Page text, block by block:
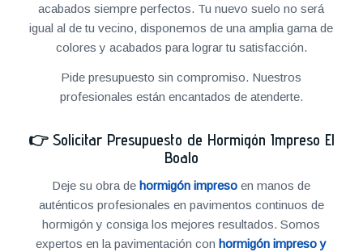
acabados siempre perfectos. Tu nuevo suelo no será
igual al de tu vecino, disponemos de una amplia gama de
colores y acabados para lograr tu satisfacción.
Pide presupuesto sin compromiso. Nuestros
profesionales están encantados de atenderte.
👉 Solicitar Presupuesto de Hormigón Impreso El
Boalo
Deje su obra dehormigón impreso en manos de
auténticos profesionales en pavimentos continuos de
hormigón y consiga los mejores resultados. Somos
expertos en la pavimentación conhormigón impreso y